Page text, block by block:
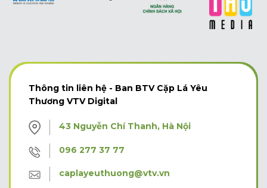
Thông tin liên hệ - Ban BTV Cặp Lá Yêu
Thương VTV Digital
43 Nguyễn Chí Thanh, Hà Nội
096 277 37 77
caplayeuthuong@vtv.vn